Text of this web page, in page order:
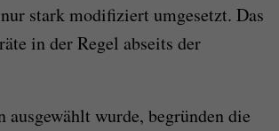
stark modifiziert umgesetzt. Das
in der Regel abseits der
ausgewählt wurde, begründen die